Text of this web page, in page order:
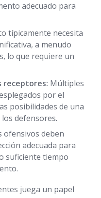
adecuado para
típicamente necesita
a menudo
lo que requiere un
receptores: Múltiples
por el
posibilidades de una
defensores.
ofensivos deben
adecuada para
suficiente tiempo
juega un papel